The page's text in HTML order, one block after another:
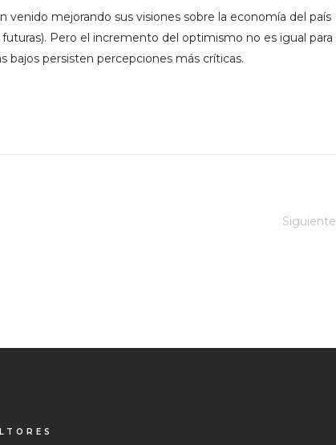
mejorando sus visiones sobre la economía del país
Pero el incremento del optimismo no es igual para
bajos persisten percepciones más críticas.
Siguiente